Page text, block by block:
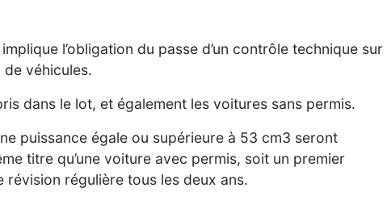
l’obligation du passe d’un contrôle technique sur
véhicules.
dans le lot, et également les voitures sans permis.
puissance égale ou supérieure à 53 cm3 seront
titre qu’une voiture avec permis, soit un premier
révision régulière tous les deux ans.